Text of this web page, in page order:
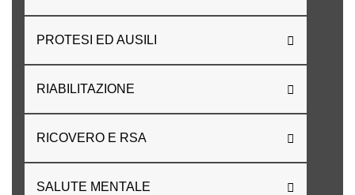
PROTESI ED AUSILI
RIABILITAZIONE
RICOVERO E RSA
SALUTE MENTALE